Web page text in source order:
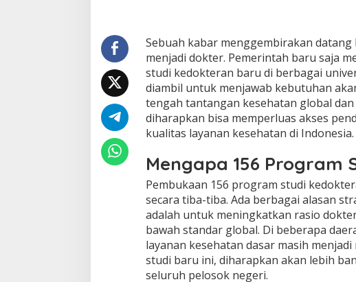
Sebuah kabar menggembirakan
menjadi dokter. Pemerintah baru saja
studi kedokteran baru di berbagai
diambil untuk menjawab kebutuhan
tengah tantangan kesehatan global
diharapkan bisa memperluas akses
kualitas layanan kesehatan di Indonesia.
Mengapa 156 Program
Pembukaan 156 program studi
secara tiba-tiba. Ada berbagai alasan
adalah untuk meningkatkan rasio
bawah standar global. Di beberapa
layanan kesehatan dasar masih
studi baru ini, diharapkan akan lebih
seluruh pelosok negeri.